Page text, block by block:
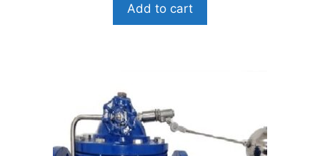
à
5
Add to cart